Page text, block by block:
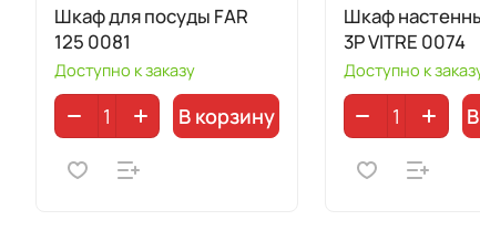
Шкаф для посуды FAR
125 0081
Доступно к заказу
В корзину
Шкаф
3P VITRE 0074
Доступно к